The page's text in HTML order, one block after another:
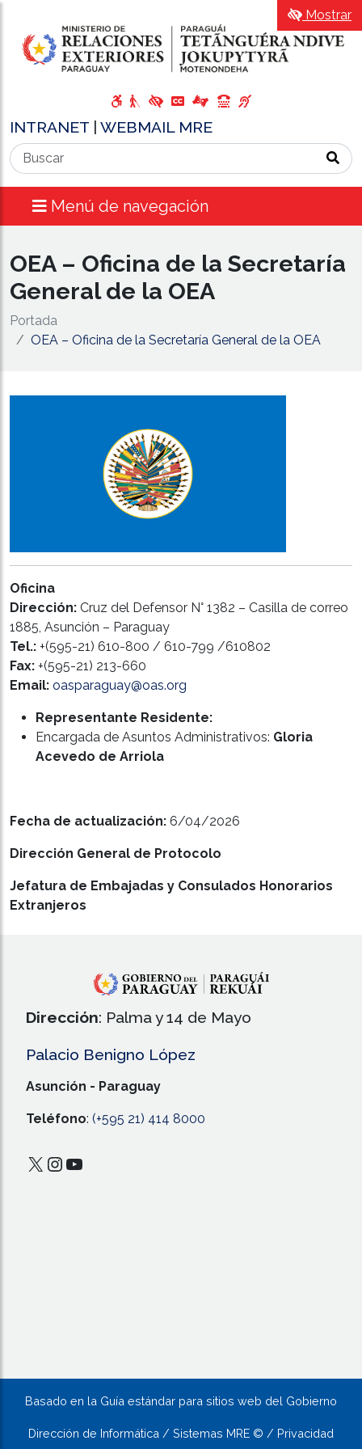
INTRANET WEBMAIL MRE
Menú de navegación
Mostrar
OEA – Oficina de la Secretaría
General de la OEA
Portada
OEA – Oficina de la Secretaría General de la OEA
Oficina
Dirección: Cruz del Defensor N° 1382 – Casilla de correo
1885, Asunción – Paraguay
Tel.: +(595-21) 610-800 / 610-799 /610802
Fax: +(595-21) 213-660
Email: oasparaguay@oas.org
Representante Residente:
Encargada de Asuntos Administrativos: Gloria
Acevedo de Arriola
Fecha de actualización: 6/04/2026
Dirección General de Protocolo
Jefatura de Embajadas y Consulados Honorarios
Extranjeros
Dirección: Palma y 14 de Mayo
Palacio Benigno López
Asunción - Paraguay
Teléfono: (+595 21) 414 8000
X Instagram
YouTube
Basado en la Guía estándar para sitios web del Gobierno
Dirección de Informática / Sistemas MRE © / Privacidad